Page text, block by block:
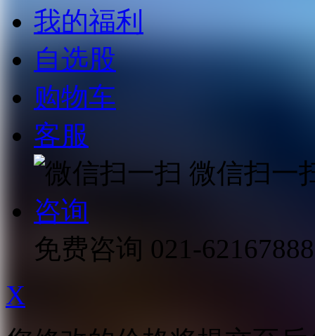
我的福利
自选股
购物车
客服
微信扫一
咨询
免费咨询 021-62167888
X